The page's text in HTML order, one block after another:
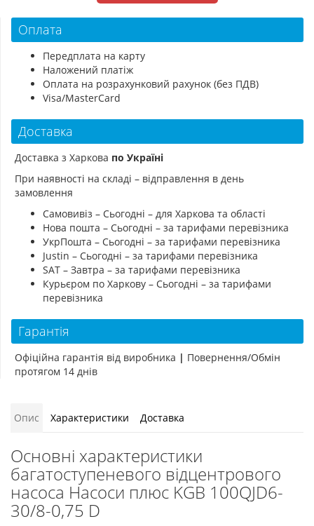
Оплата
Передплата на карту
Наложений платіж
Оплата на розрахунковий рахунок (без ПДВ)
Visa/MasterCard
Доставка
Доставка з Харкова по Україні
При наявності на складі – відправлення в день
замовлення
Самовивіз – Сьогодні – для Харкова та області
Нова пошта – Сьогодні – за тарифами перевізника
УкрПошта – Сьогодні – за тарифами перевізника
Justin – Сьогодні – за тарифами перевізника
SAT – Завтра – за тарифами перевізника
Курьєром по Харкову – Сьогодні – за тарифами
перевізника
Гарантія
Офіційна гарантія від виробника | Повернення/Обмін
протягом 14 днів
Опис Характеристики Доставка
Основні характеристики
багатоступеневого відцентрового
насоса Насоси плюс KGB 100QJD6-
30/8-0,75 D